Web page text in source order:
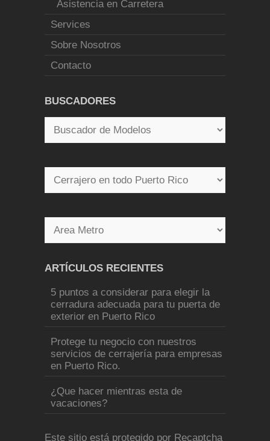
Asistencia en Carretera
Services
Sobre Nosotros
Contacto
BUSCADORES
ARTÍCULOS RECIENTES
5 puntos a considerar para elegir la
cerradura adecuada para tu puerta de
exterior en Puerto Rico
Protege tu negocio con nuestros
servicios de cerrajería para empresas
en Puerto Rico.
¿Que hacer mientras esta de
vacaciones?
Este sitio está protegido por Recaptcha